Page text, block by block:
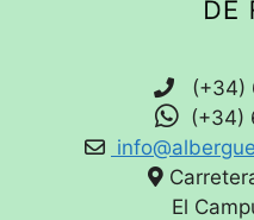
(+34)
(+34)
El